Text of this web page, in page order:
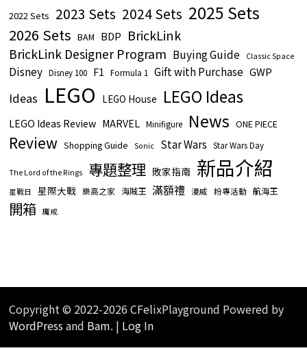
2022 Sets 2023 Sets 2024 Sets 2025 Sets
2026 Sets BAM BDP BrickLink
BrickLink Designer Program Buying Guide Classic Space
Disney Disney 100 F1 Formula 1 Gift with Purchase GWP
Ideas LEGO LEGO House LEGO Ideas
LEGO Ideas Review MARVEL Minifigure News ONE PIECE
Review Shopping Guide Sonic Star Wars Star Wars Day
The Lord of the Rings 專題整理 敗家指南 新品介紹
星戰日 星際大戰 樂高之家 海賊王 滿額禮 漫威 粉專活動 航海王
開箱 魔戒
Copyright © 2022-2026 CFelixPlayground Powered by
WordPressand Bam. | Log In